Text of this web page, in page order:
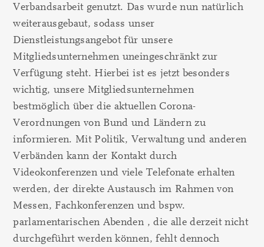
Verbandsarbeit genutzt. Das wurde nun natürlich
weiterausgebaut, sodass unser
Dienstleistungsangebot für unsere
Mitgliedsunternehmen uneingeschränkt zur
Verfügung steht. Hierbei ist es jetzt besonders
wichtig, unsere Mitgliedsunternehmen
bestmöglich über die aktuellen Corona-
Verordnungen von Bund und Ländern zu
informieren. Mit Politik, Verwaltung und anderen
Verbänden kann der Kontakt durch
Videokonferenzen und viele Telefonate erhalten
werden, der direkte Austausch im Rahmen von
Messen, Fachkonferenzen und bspw.
parlamentarischen Abenden , die alle derzeit nicht
durchgeführt werden können, fehlt dennoch